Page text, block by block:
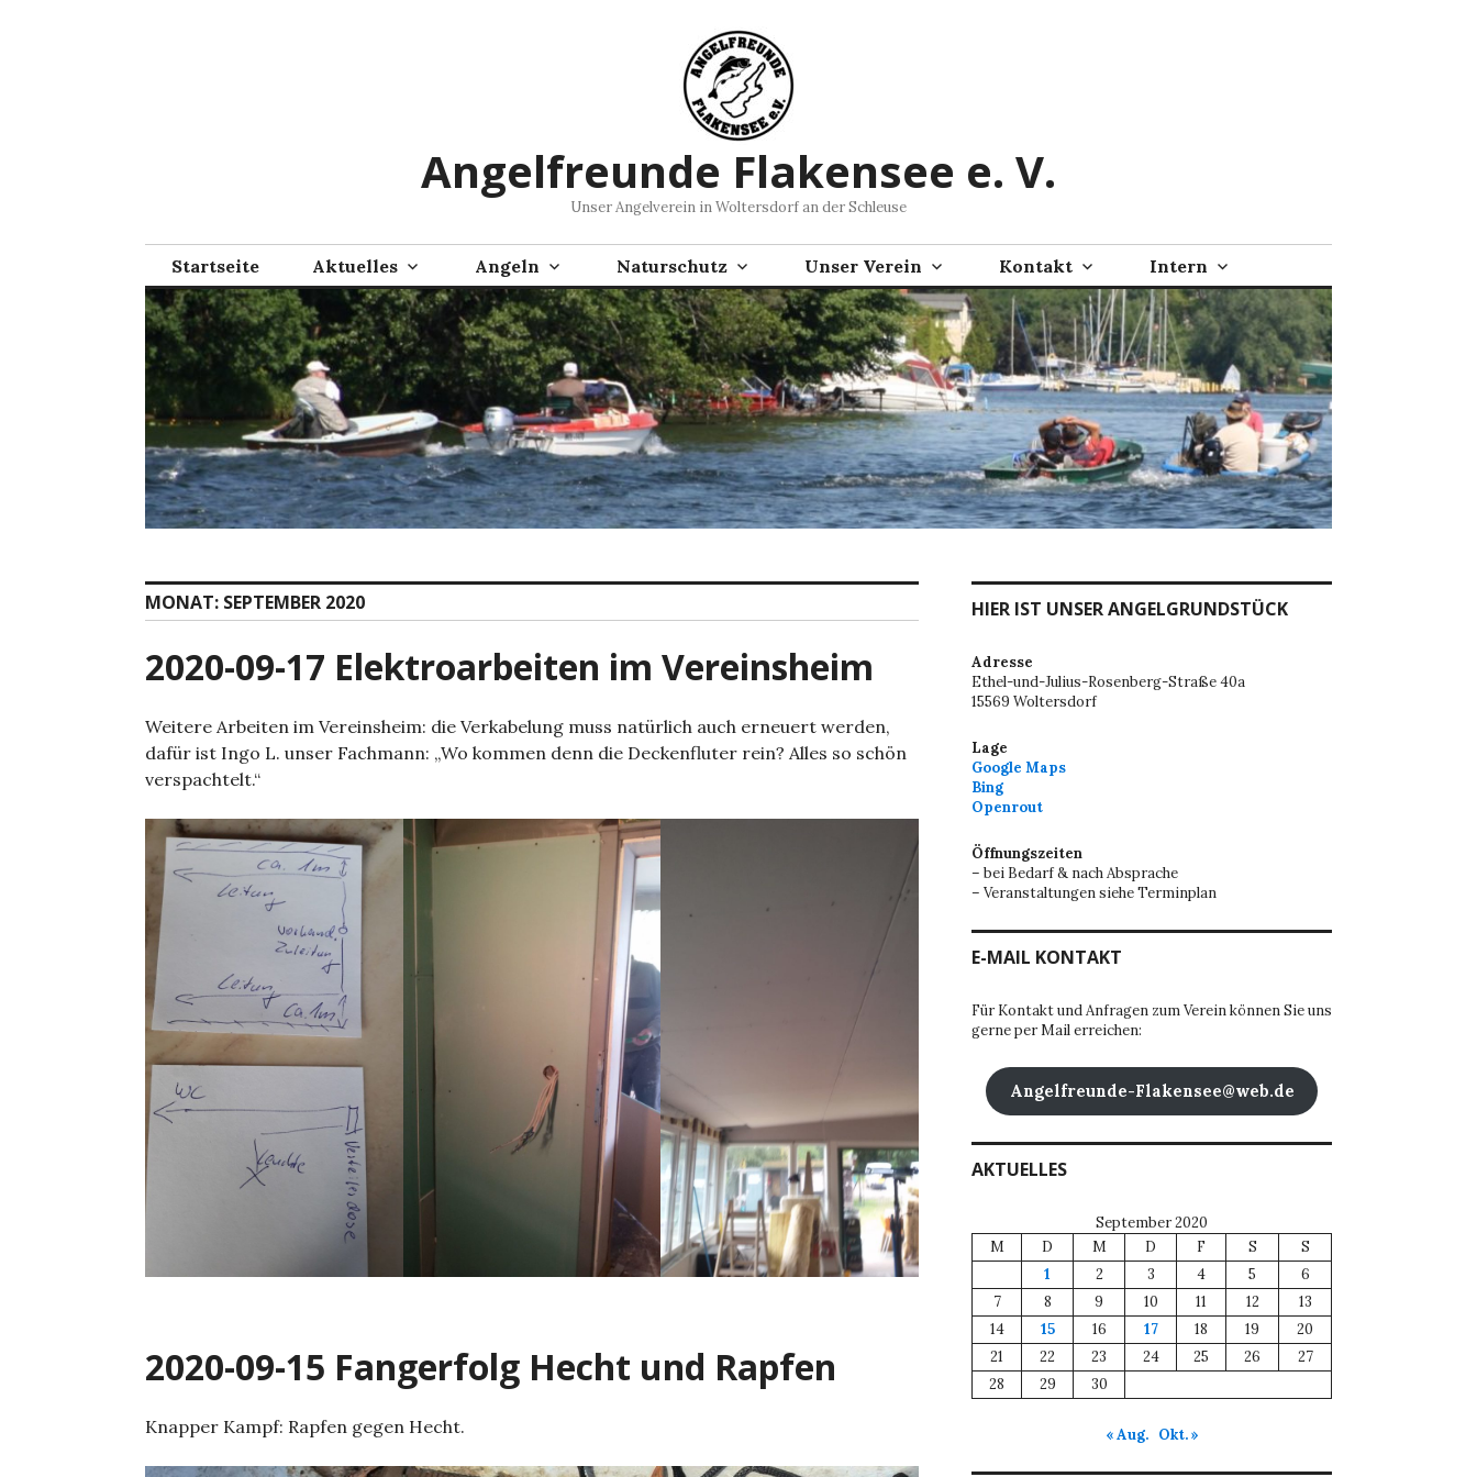
Angelfreunde Flakensee e. V.
Unser Angelverein in Woltersdorf an der Schleuse
Startseite Aktuelles Angeln Naturschutz Unser Verein Kontakt Intern
MONAT: SEPTEMBER 2020
2020-09-17 Elektroarbeiten im Vereinsheim
Weitere Arbeiten im Vereinsheim: die Verkabelung muss natürlich auch erneuert werden,
dafür ist Ingo L. unser Fachmann: „Wo kommen denn die Deckenfluter rein? Alles so schön
verspachtelt.“
2020-09-15 Fangerfolg Hecht und Rapfen
Knapper Kampf: Rapfen gegen Hecht.
HIER IST UNSER ANGELGRUNDSTÜCK
Adresse
Ethel-und-Julius-Rosenberg-Straße 40a
15569 Woltersdorf
Lage
Google Maps
Bing
Openrout
Öffnungszeiten
– bei Bedarf & nach Absprache
– Veranstaltungen siehe Terminplan
E-MAIL KONTAKT
Für Kontakt und Anfragen zum Verein können Sie uns
gerne per Mail erreichen:
Angelfreunde-Flakensee@web.de
AKTUELLES
September 2020
M
D M D F S
S
1
2 3 4 5
6
7
8 9 10 11 12
13
14
15 16 17 18 19
20
21
22 23 24 25 26
27
28
29 30
« Aug. Okt. »